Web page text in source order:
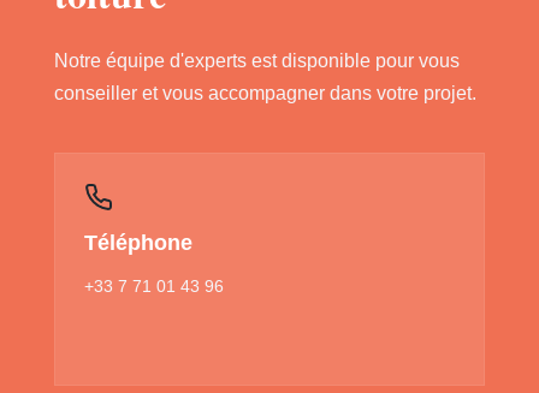
Notre équipe d'experts est disponible pour vous
conseiller et vous accompagner dans votre projet.
Téléphone
+33 7 71 01 43 96